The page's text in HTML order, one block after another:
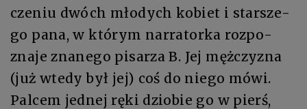
cze­niu dwóch mło­dych ko­biet i star­sze­
go pa­na, w któ­rym nar­ra­tor­ka roz­po­
zna­je zna­ne­go pi­sa­rza B. Jej męż­czy­zna
(już wte­dy był jej) coś do nie­go mó­wi.
Pal­cem jed­nej rę­ki dzio­bie go w pierś,